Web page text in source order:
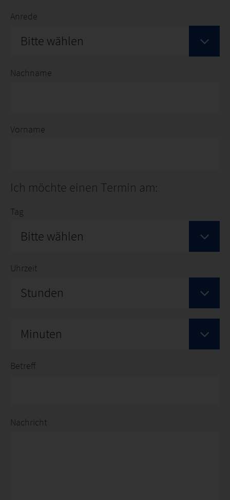
Anrede
Bitte wählen
Nachname
Vorname
Ich möchte einen Termin am:
Tag
Bitte wählen
Uhrzeit
Stunden
Minuten
Betreff
Nachricht